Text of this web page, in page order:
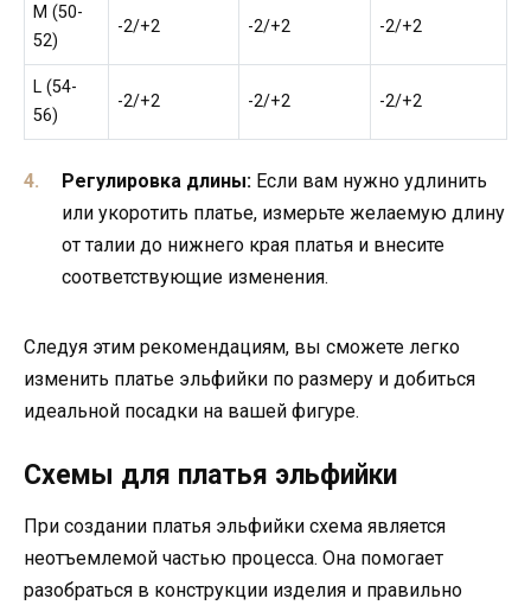
M (50-
52)
-2/+2 -2/+2 -2/+2
L (54-
56)
-2/+2 -2/+2 -2/+2
Регулировка длины: Если вам нужно удлинить
или укоротить платье, измерьте желаемую длину
от талии до нижнего края платья и внесите
соответствующие изменения.
Следуя этим рекомендациям, вы сможете легко
изменить платье эльфийки по размеру и добиться
идеальной посадки на вашей фигуре.
Схемы для платья эльфийки
При создании платья эльфийки схема является
неотъемлемой частью процесса. Она помогает
разобраться в конструкции изделия и правильно